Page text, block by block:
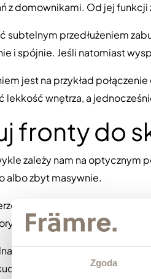
Zgoda
z domownikami. Od jej funkcji
subtelnym przedłużeniem
i spójnie. Jeśli natomiast
jest na przykład
lekkość wnętrza, a
fronty do
zależy nam na
albo zbyt masywnie.
frontów dobrze
między dolną i
że trzeba rezygnować z
Przy dużej powierzchni